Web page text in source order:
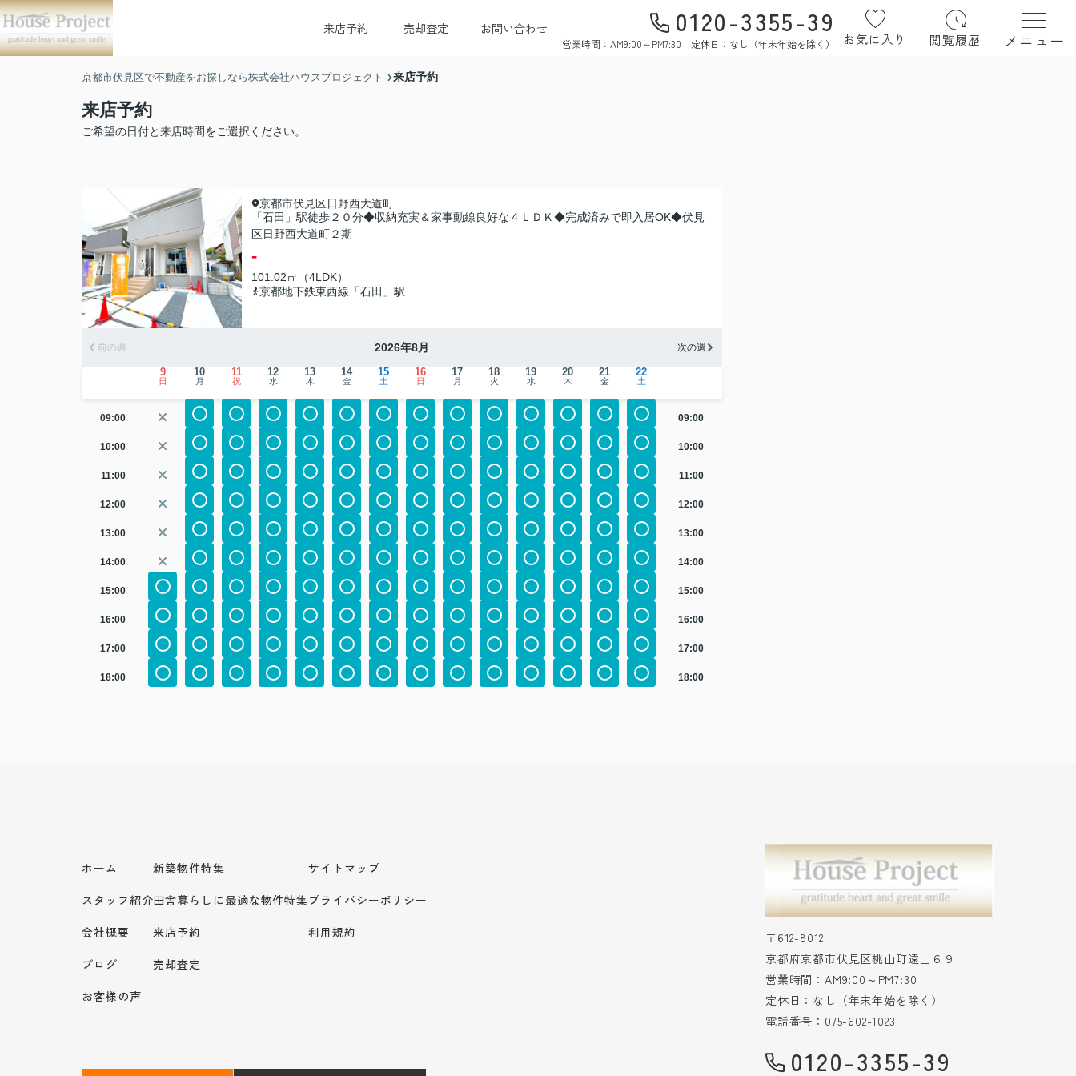
来店予約 売却査定 お問い合わせ 0120-3355-39
営業時間：AM9:00～PM7:30 定休日：なし（年末年始を除く） お気に入り 閲覧履歴 メニュー
京都市伏見区で不動産をお探しなら株式会社ハウスプロジェクト 来店予約
来店予約
ご希望の日付と来店時間をご選択ください。
京都市伏見区日野西大道町
「石田」駅徒歩２０分◆収納充実＆家事動線良好な４ＬＤＫ◆完成済みで即入居OK◆伏見
区日野西大道町２期
-
101.02㎡（4LDK）
京都地下鉄東西線「石田」駅
前の週 2026年8月 次の週
9
日
10
月
11
祝
12
水
13
木
14
金
15
土
16
日
17
月
18
火
19
水
20
木
21
金
22
土
09:00 09:00
10:00 10:00
11:00 11:00
12:00 12:00
13:00 13:00
14:00 14:00
15:00 15:00
16:00 16:00
17:00 17:00
18:00 18:00
ホーム
スタッフ紹介
会社概要
ブログ
お客様の声
新築物件特集
田舎暮らしに最適な物件特集
来店予約
売却査定
サイトマップ
プライバシーポリシー
利用規約
〒612-8012
京都府京都市伏見区桃山町遠山６９
営業時間：AM9:00～PM7:30
定休日：なし（年末年始を除く）
電話番号：075-602-1023
0120-3355-39